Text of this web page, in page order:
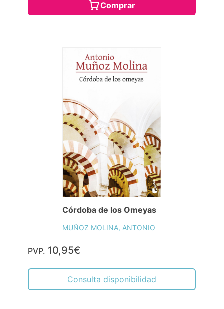
Comprar
Córdoba de los Omeyas
MUÑOZ MOLINA, ANTONIO
PVP. 10,95€
Consulta disponibilidad